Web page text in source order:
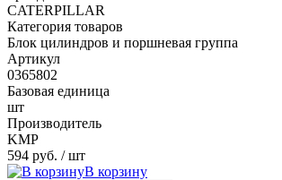
CATERPILLAR
Категория товаров
Блок цилиндров и поршневая группа
Артикул
0365802
Базовая единица
шт
Производитель
KMP
594 руб. / шт
В корзину